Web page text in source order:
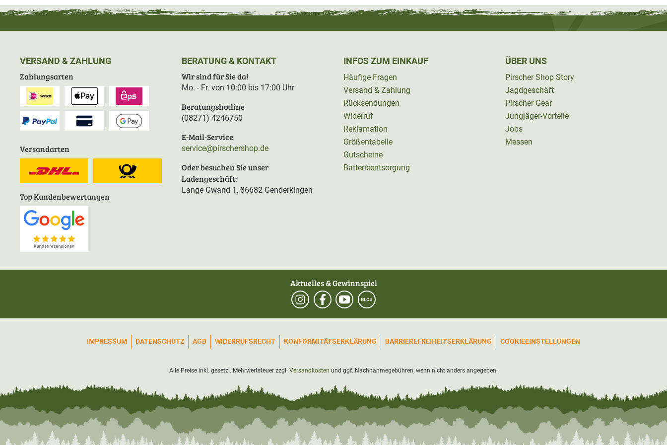
VERSAND & ZAHLUNG
Zahlungsarten
Versandarten
Top Kundenbewertungen
BERATUNG & KONTAKT
Wir sind für Sie da!
Mo. - Fr. von 10:00 bis 17:00 Uhr
Beratungshotline
(08271) 4246750
E-Mail-Service
service@pirschershop.de
Oder besuchen Sie unser
Ladengeschäft:
Lange Gwand 1, 86682 Genderkingen
INFOS ZUM EINKAUF
Häufige Fragen
Versand & Zahlung
Rücksendungen
Widerruf
Reklamation
Größentabelle
Gutscheine
Batterieentsorgung
ÜBER UNS
Pirscher Shop Story
Jagdgeschäft
Pirscher Gear
Jungjäger-Vorteile
Jobs
Messen
Aktuelles & Gewinnspiel
IMPRESSUM DATENSCHUTZ AGB WIDERRUFSRECHT KONFORMITÄTSERKLÄRUNG BARRIEREFREIHEITSERKLÄRUNG COOKIEEINSTELLUNGEN
Alle Preise inkl. gesetzl. Mehrwertsteuer zzgl. Versandkosten und ggf. Nachnahmegebühren, wenn nicht anders angegeben.